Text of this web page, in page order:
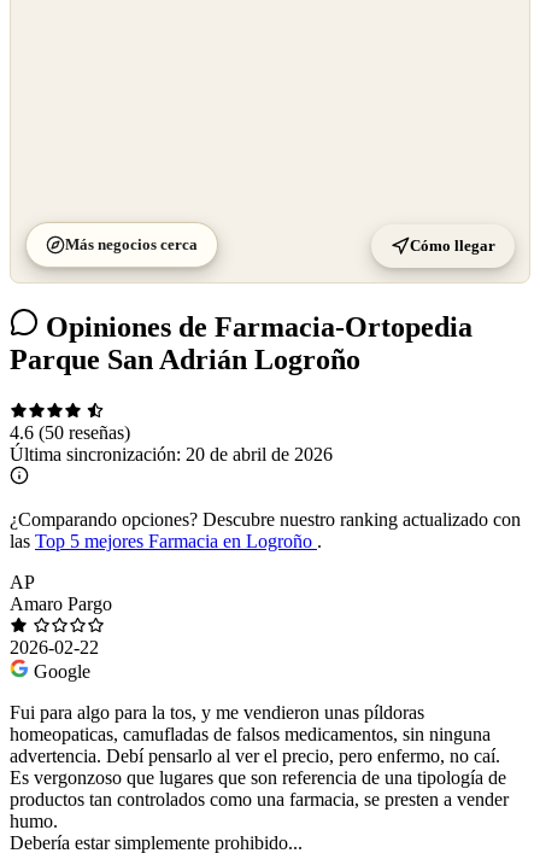
Más negocios cerca Cómo llegar
Opiniones de Farmacia-Ortopedia
Parque San Adrián Logroño
4.6 (50 reseñas)
Última sincronización: 20 de abril de 2026
¿Comparando opciones? Descubre nuestro ranking actualizado con
las Top 5 mejores Farmacia en Logroño .
AP
Amaro Pargo
2026-02-22
Google
Fui para algo para la tos, y me vendieron unas píldoras
homeopaticas, camufladas de falsos medicamentos, sin ninguna
advertencia. Debí pensarlo al ver el precio, pero enfermo, no caí.
Es vergonzoso que lugares que son referencia de una tipología de
productos tan controlados como una farmacia, se presten a vender
humo.
Debería estar simplemente prohibido...